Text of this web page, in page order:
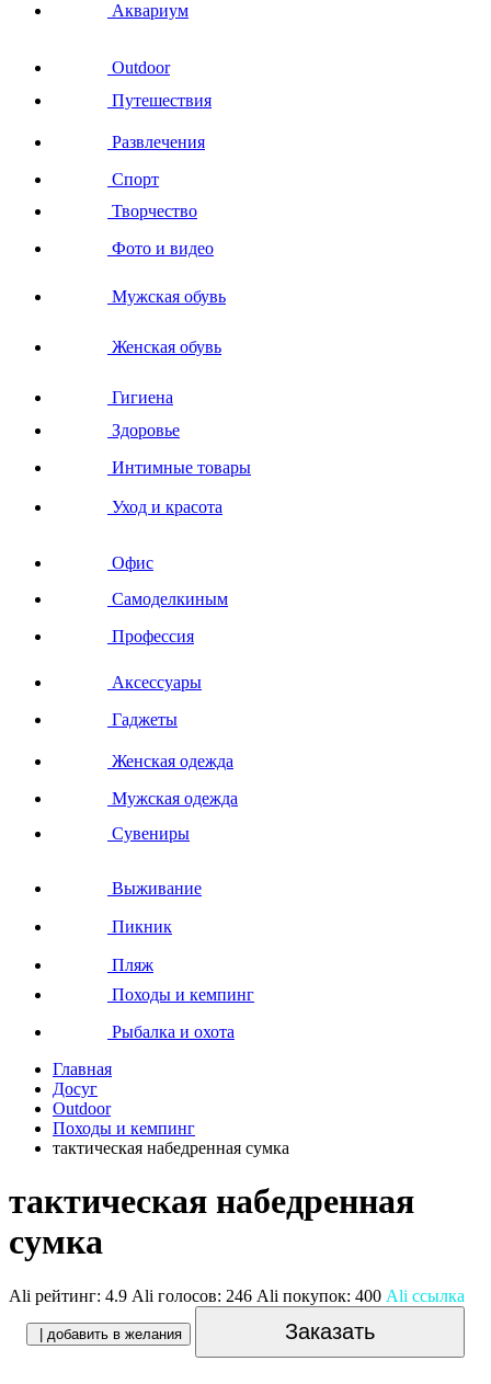
Аквариум
Outdoor
Путешествия
Развлечения
Спорт
Творчество
Фото и видео
Мужская обувь
Женская обувь
Гигиена
Здоровье
Интимные товары
Уход и красота
Офис
Самоделкиным
Профессия
Аксессуары
Гаджеты
Женская одежда
Мужская одежда
Сувениры
Выживание
Пикник
Пляж
Походы и кемпинг
Рыбалка и охота
Главная
Досуг
Outdoor
Походы и кемпинг
тактическая набедренная сумка
тактическая набедренная
сумка
Ali рейтинг: 4.9 Ali голосов: 246 Ali покупок: 400 Ali ссылка
| добавить в желания Заказать